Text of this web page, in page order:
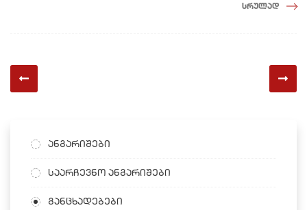
სრულად
ანგარიშები
საარჩევნო ანგარიშები
განცხადებები